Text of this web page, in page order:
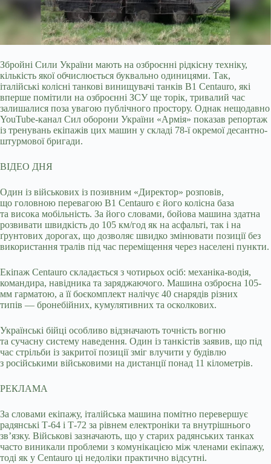
Збройні Сили України мають на озброєнні рідкісну техніку,
кількість якої обчислюється буквально одиницями. Так,
італійські колісні танкові винищувачі танків B1 Centauro, які
вперше помітили на озброєнні ЗСУ ще торік, тривалий час
залишалися поза увагою публічного простору. Однак нещодавно
YouTube-канал Сил оборони України «Армія» показав репортаж
із тренувань екіпажів цих машин у складі 78-ї окремої десантно-
штурмової бригади.
ВІДЕО ДНЯ
Один із військових із позивним «Директор» розповів,
що головною перевагою B1 Centauro є його колісна база
та висока мобільність. За його словами, бойова машина здатна
розвивати швидкість до 105 км/год як на асфальті, так і на
ґрунтових дорогах, що дозволяє швидко змінювати позиції без
використання тралів під час переміщення через населені пункти.
Екіпаж Centauro складається з чотирьох осіб: механіка-водія,
командира, навідника та заряджаючого. Машина озброєна 105-
мм гарматою, а її боєкомплект налічує 40 снарядів різних
типів — бронебійних, кумулятивних та осколкових.
Українські бійці особливо відзначають точність вогню
та сучасну систему наведення. Один із танкістів заявив, що під
час стрільби із закритої позиції зміг влучити у будівлю
з російськими військовими на дистанції понад 11 кілометрів.
РЕКЛАМА
За словами екіпажу, італійська машина помітно перевершує
радянські Т-64 і Т-72 за рівнем електроніки та внутрішнього
зв’язку. Військові зазначають, що у старих радянських танках
часто виникали проблеми з комунікацією між членами екіпажу,
тоді як у Centauro ці недоліки практично відсутні.